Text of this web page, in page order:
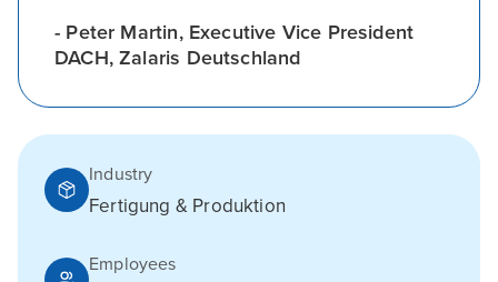
- Peter Martin, Executive Vice President
DACH, Zalaris Deutschland
Industry
Fertigung & Produktion
Employees